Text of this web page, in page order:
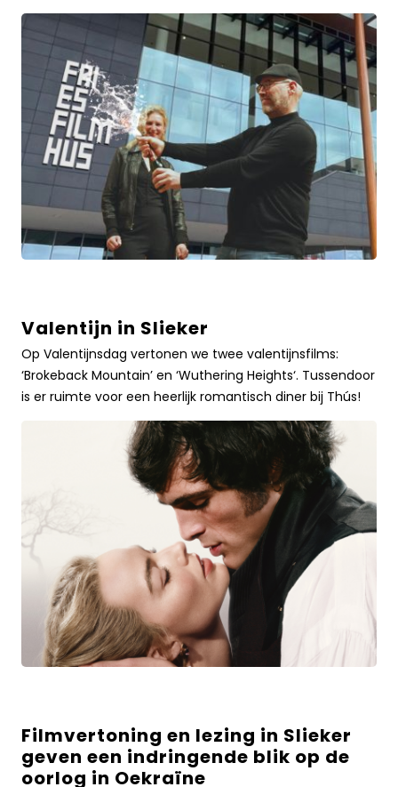
meer
Valentijn
in
SliekerLees
meer
Valentijn in Slieker
Op Valentijnsdag vertonen we twee valentijnsfilms:
‘Brokeback Mountain’ en ‘Wuthering Heights‘. Tussendoor
is er ruimte voor een heerlijk romantisch diner bij Thús!
Filmvertoning
en
lezing
Filmvertoning en lezing in Slieker
geven een indringende blik op de
oorlog in Oekraïne